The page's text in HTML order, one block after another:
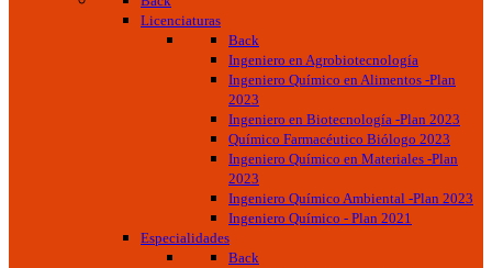
Licenciaturas
Back
Ingeniero en Agrobiotecnología
Ingeniero Químico en Alimentos -Plan
2023
Ingeniero en Biotecnología -Plan 2023
Químico Farmacéutico Biólogo 2023
Ingeniero Químico en Materiales -Plan
2023
Ingeniero Químico Ambiental -Plan 2023
Ingeniero Químico - Plan 2021
Especialidades
Back